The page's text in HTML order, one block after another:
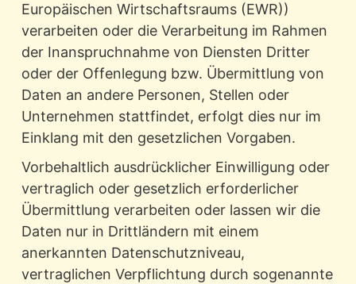
Europäischen Wirtschaftsraums (EWR))
verarbeiten oder die Verarbeitung im Rahmen
der Inanspruchnahme von Diensten Dritter
oder der Offenlegung bzw. Übermittlung von
Daten an andere Personen, Stellen oder
Unternehmen stattfindet, erfolgt dies nur im
Einklang mit den gesetzlichen Vorgaben.
Vorbehaltlich ausdrücklicher Einwilligung oder
vertraglich oder gesetzlich erforderlicher
Übermittlung verarbeiten oder lassen wir die
Daten nur in Drittländern mit einem
anerkannten Datenschutzniveau,
vertraglichen Verpflichtung durch sogenannte